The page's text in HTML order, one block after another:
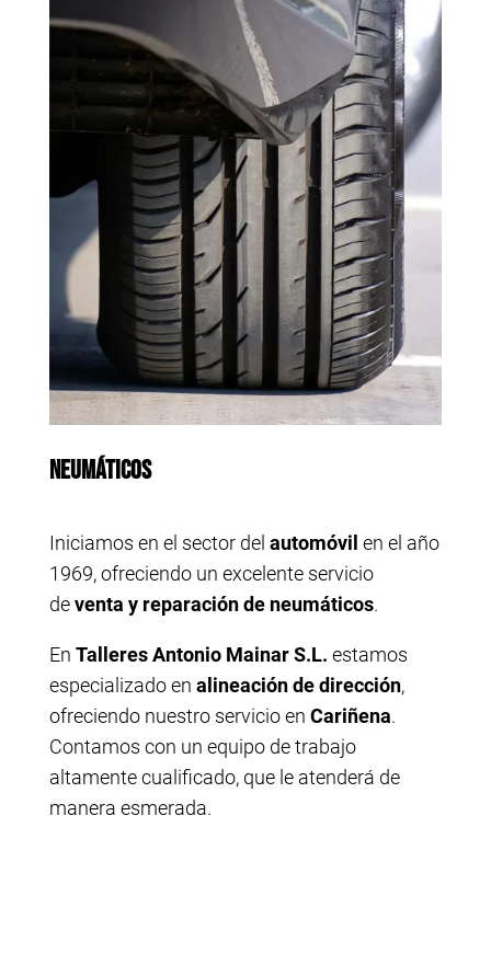
NEUMÁTICOS
Iniciamos en el sector del automóvil en el año
1969, ofreciendo un excelente servicio
deventa y reparación de neumáticos.
En Talleres Antonio Mainar S.L. estamos
especializado en alineación de dirección,
ofreciendo nuestro servicio en Cariñena.
Contamos con un equipo de trabajo
altamente cualificado, que le atenderá de
manera esmerada.